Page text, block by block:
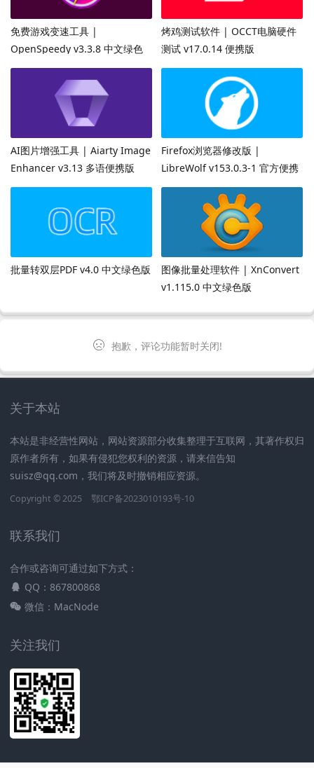
免费游戏变速工具 |
OpenSpeedy v3.3.8 中文绿色
版
烤鸡测试软件 | OCCT电脑硬件
测试 v17.0.14 便携版
AI图片增强工具 | Aiarty Image
Enhancer v3.13 多语便携版
Firefox浏览器修改版 |
LibreWolf v153.0.3-1 官方便携
版
批量转双层PDF v4.0 中文绿色版
图像批量处理软件 | XnConvert
v1.115.0 中文绿色版
抱歉，评论功能暂时关闭!
关于本站
本站是非经营性网站，网站资源部分收集整理于互联网，其著作权归
原作者所有，如果有侵犯您权利的资源，请来信告知
suisz@qq.com，我们将及时撤销相应资源。
Copyright © 2025 鄂ICP备2023010193号-10
联系我们
合作或咨询可通过如下方式：
QQ：867800868
微信：MacNode
关注我们